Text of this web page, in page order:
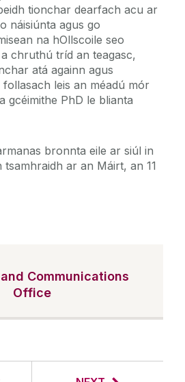
tionchar dearfach acu ar
náisiúnta agus go
na hOllscoile seo
chruthú tríd an teagasc,
atá againn agus
follasach leis an méadú mór
gcéimithe PhD le blianta
bronnta eile ar siúl in
tsamhraidh ar an Máirt, an 11
Communications
Office